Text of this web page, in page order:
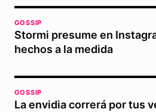
GOSSIP
Stormi presume en
hechos a la medida
GOSSIP
La envidia correrá por tus